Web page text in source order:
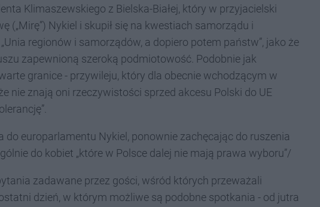
Klimaszewskiego z Bielska-Białej, który w przyjacielski
(„Mirę”) Nykiel i skupił się na kwestiach samorządu i
regionów i samorządów, a dopiero potem państw”, jako że
zapewnioną szeroką podmiotowość. Podobnie jak
granice - przywileju, który dla obecnie wchodzącym w
nie znają oni rzeczywistości sprzed akcesu Polski do UE
do europarlamentu Nykiel, ponownie zachęcając do ruszenia
do kobiet „które w Polsce dalej nie mają prawa wyboru”/
zadawane przez gości, wśród których przeważali
dzień, w którym możliwe są podobne spotkania - od jutra